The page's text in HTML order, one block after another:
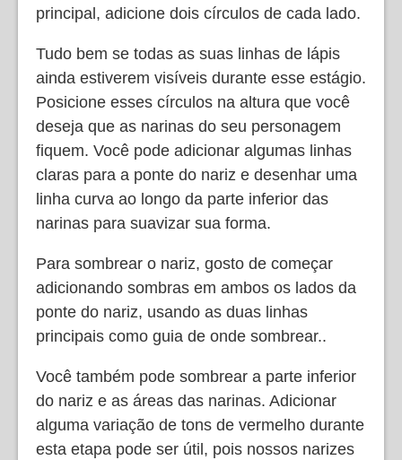
principal, adicione dois círculos de cada lado.
Tudo bem se todas as suas linhas de lápis
ainda estiverem visíveis durante esse estágio.
Posicione esses círculos na altura que você
deseja que as narinas do seu personagem
fiquem. Você pode adicionar algumas linhas
claras para a ponte do nariz e desenhar uma
linha curva ao longo da parte inferior das
narinas para suavizar sua forma.
Para sombrear o nariz, gosto de começar
adicionando sombras em ambos os lados da
ponte do nariz, usando as duas linhas
principais como guia de onde sombrear..
Você também pode sombrear a parte inferior
do nariz e as áreas das narinas. Adicionar
alguma variação de tons de vermelho durante
esta etapa pode ser útil, pois nossos narizes